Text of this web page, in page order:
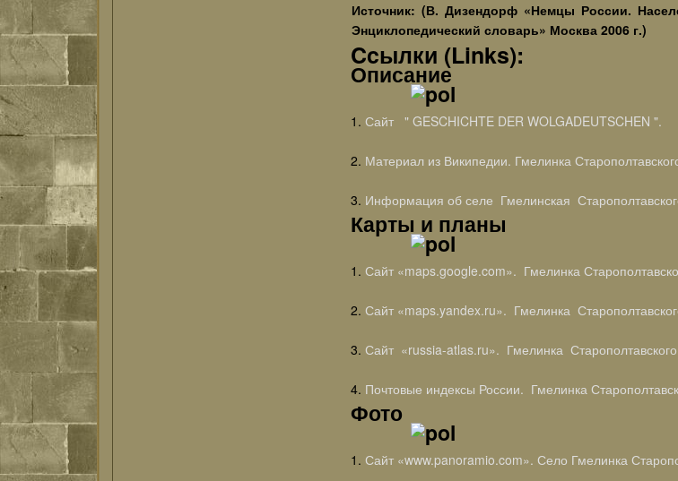
Источник: (В. Дизендорф «Немцы России.
Энциклопедический словарь» Москва 2006 г.)
Ccылки (Links):
Описание
1. Сайт " GESCHICHTE DER WOLGADEUTSCHEN
2. Материал из Википедии. Гмелинка
3. Информация об селе Гмелинская
Карты и планы
1. Сайт «maps.google.com». Гмелинка
2. Сайт «maps.yandex.ru». Гмелинка
3. Сайт «russia-atlas.ru». Гмелинка
4. Почтовые индексы России. Гмелинка
Фото
1. Сайт «www.panoramio.com». Село Гмелинка